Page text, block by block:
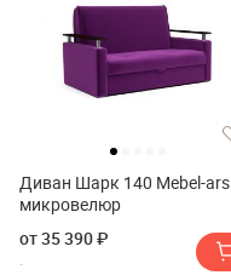
Диван Шарк 140 Mebel-ars
микровелюр
от 35 390 ₽